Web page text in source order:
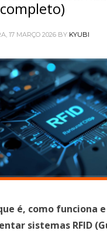
17 MARÇO 2026 BY KYUBI
é, como funciona
sistemas RFID